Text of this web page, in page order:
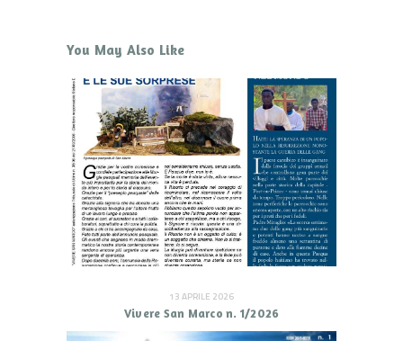
You May Also Like
13 APRILE 2026
Vivere San Marco n. 1/2026